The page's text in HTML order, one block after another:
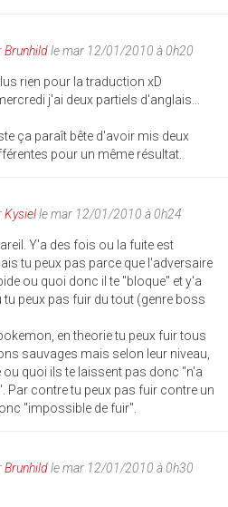
Brunhildle mar 12/01/2010 à 0h20
rien pour la traduction xD
j'ai deux partiels d'anglais...
ça paraît bête d'avoir mis deux
pour un même résultat.
Kysielle mar 12/01/2010 à 0h24
Y'a des fois ou la fuite est
tu peux pas parce que l'adversaire
ou quoi donc il te "bloque" et y'a
tu peux pas fuir du tout (genre boss
en theorie tu peux fuir tous
sauvages mais selon leur niveau,
ou quoi ils te laissent pas donc "n'a
Par contre tu peux pas fuir contre un
"impossible de fuir".
Brunhildle mar 12/01/2010 à 0h30